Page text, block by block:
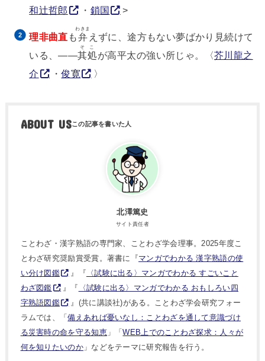
和辻哲郎
・ 鎖国 >
理非曲直 も弁
わきま
えずに、途方もない夢ばかり見続けて
いる、――其処
そこ
が高平太の強い所じゃ。〈芥川龍之
介
・俊寛 〉
ABOUT US
北澤篤史
サイト責任者
ことわざ・漢字熟語の専門家、ことわざ学会理事。2025年度こ
とわざ研究奨励賞受賞。著書に『マンガでわかる 漢字熟語の使
い分け図鑑
』『 〈試験に出る〉マンガでわかる すごいこと
わざ図鑑
』『
〈試験に出る〉マンガでわかる おもしろい四
字熟語図鑑
』(共に講談社)がある。ことわざ学会研究フォー
ラムでは、「備えあれば憂いなし：ことわざを通して意識づけ
る災害時の命を守る知恵」「WEB上でのことわざ探求：人々が
何を知りたいのか」などをテーマに研究報告を行う。